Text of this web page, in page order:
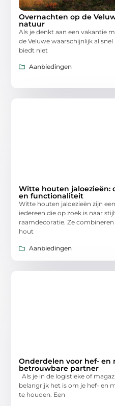
Overnachten op de
natuur
Als je denkt aan een vakantie
de Veluwe waarschijnlijk al
biedt niet
Aanbiedingen
Witte houten jaloezieën:
en functionaliteit
Witte houten jaloezieën zijn
iedereen die op zoek is naar
raamdecoratie. Ze
hout
Aanbiedingen
Onderdelen voor hef- en
betrouwbare partner
Als je in de logistieke of
belangrijk het is om je hef- en
te houden. Een